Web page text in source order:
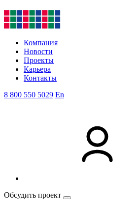
Компания
Новости
Проекты
Карьера
Контакты
8 800 550 5029 En
Обсудить проект